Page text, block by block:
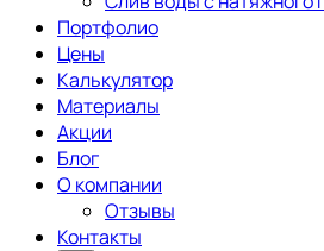
Портфолио
Цены
Калькулятор
Материалы
Акции
Блог
О компании
Отзывы
Контакты